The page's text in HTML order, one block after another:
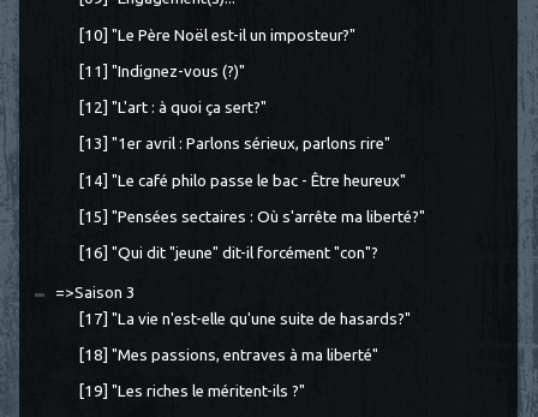
[10] "Le Père Noël est-il un imposteur?"
[11] "Indignez-vous (?)"
[12] "L'art : à quoi ça sert?"
[13] "1er avril : Parlons sérieux, parlons rire"
[14] "Le café philo passe le bac - Être heureux"
[15] "Pensées sectaires : Où s'arrête ma liberté?"
[16] "Qui dit "jeune" dit-il forcément "con"?
=>Saison 3
[17] "La vie n'est-elle qu'une suite de hasards?"
[18] "Mes passions, entraves à ma liberté"
[19] "Les riches le méritent-ils ?"